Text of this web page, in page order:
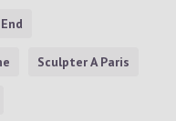
Sculpter A Paris